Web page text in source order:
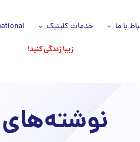
با ما خدمات کلینیک
خدمات ما
جوانسازی پوست
زیبا زندگی کنید!